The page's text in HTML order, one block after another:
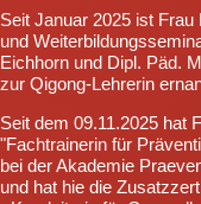
Seit Januar 2025 ist
und
Eichhorn und Dipl. Päd.
zur Qigong-Lehrerin
Seit dem 09.11.2025 hat
"Fachtrainerin für
bei der Akademie
und hat hie die